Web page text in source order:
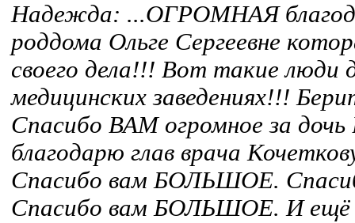
Надежда: ...ОГРОМНАЯ
роддома Ольге Сергеевне
своего дела!!! Вот такие
медицинских заведениях!!!
Cпасибо ВАМ огромное за
благодарю глав врача
Спасибо вам БОЛЬШОЕ.
Спасибо вам БОЛЬШОЕ. И ещё